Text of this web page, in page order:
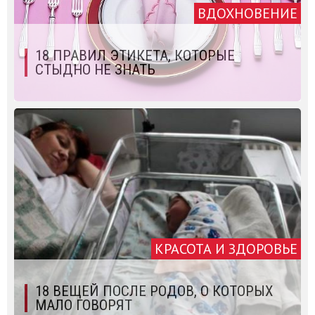
ВДОХНОВЕНИЕ
18 ПРАВИЛ ЭТИКЕТА, КОТОРЫЕ
СТЫДНО НЕ ЗНАТЬ
КРАСОТА И ЗДОРОВЬЕ
18 ВЕЩЕЙ ПОСЛЕ РОДОВ, О КОТОРЫХ
МАЛО ГОВОРЯТ